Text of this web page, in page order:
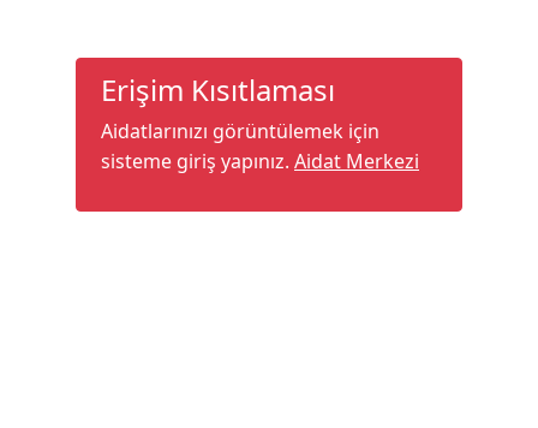
Erişim Kısıtlaması
Aidatlarınızı görüntülemek için
sisteme giriş yapınız. Aidat Merkezi